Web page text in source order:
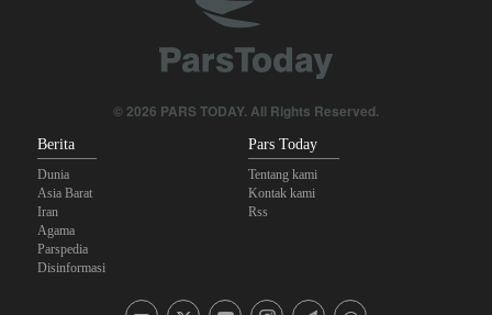
Legislator Iran: AS Akan Segera Diusir dari Kawasan dan Semua
Brigjen Akrami Nia: Artesh dalam Kondisi Siaga Penuh
Krisis Militer Israel; Kelelahan Fisik dan Keruntuhan Psikologis
© 2026 PARS TODAY. All Rights Reserved.
Berita
Dunia
Asia Barat
Iran
Agama
Parspedia
Disinformasi
Pars Today
Tentang kami
Kontak kami
Rss